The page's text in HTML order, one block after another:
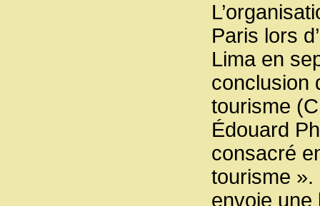
Paris lors
Lima en
conclusion
tourisme
Édouard
consacré
tourisme ».
envoie une